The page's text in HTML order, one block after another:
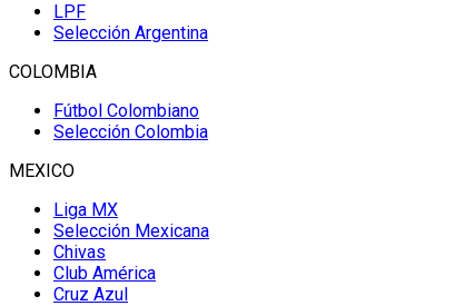
LPF
Selección Argentina
COLOMBIA
Fútbol Colombiano
Selección Colombia
MEXICO
Liga MX
Selección Mexicana
Chivas
Club América
Cruz Azul